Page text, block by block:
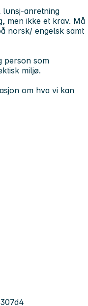
anretning
men ikke et krav. Må
norsk/ engelsk samt
person som
miljø.
om hva vi kan